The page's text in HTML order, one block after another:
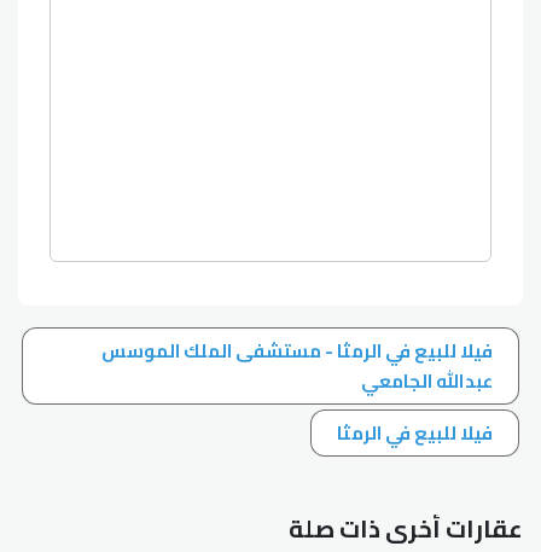
فيلا للبيع في الرمثا - مستشفى الملك الموسس
عبدالله الجامعي
فيلا للبيع في الرمثا
عقارات أخرى ذات صلة